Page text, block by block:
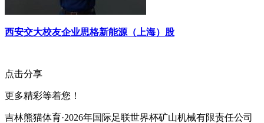
西安交大校友企业思格新能源（上海）股
点击分享
更多精彩等着您！
吉林熊猫体育·2026年国际足联世界杯矿山机械有限责任公司